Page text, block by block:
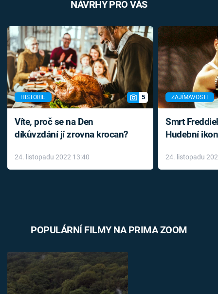
NÁVRHY PRO VÁS
HISTORIE 5
Víte, proč se na Den
díkůvzdání jí zrovna krocan?
24. listopadu 2022 13:40
ZAJÍMAVOSTI
Smrt
Hudební
léky
24. listopadu
POPULÁRNÍ FILMY NA PRIMA ZOOM